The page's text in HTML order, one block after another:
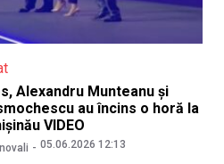
Alexandru Munteanu și
au încins o horă la
VIDEO
05.06.2026 12:13